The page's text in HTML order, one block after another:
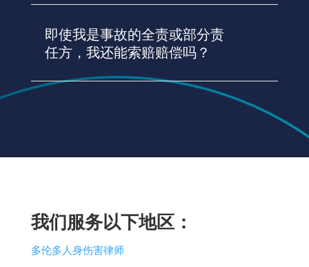
即使我是事故的全责或部分责
任方，我还能索赔赔偿吗？
我们服务以下地区：
多伦多人身伤害律师